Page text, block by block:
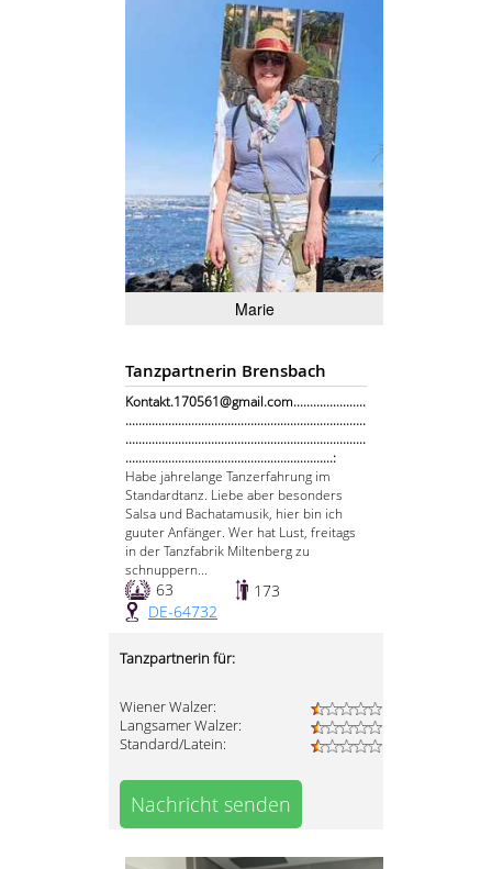
Marie
Tanzpartnerin Brensbach
Kontakt.170561@gmail.com......................
.........................................................................
.........................................................................
...............................................................:
Habe jahrelange Tanzerfahrung im
Standardtanz. Liebe aber besonders
Salsa und Bachatamusik, hier bin ich
guuter Anfänger. Wer hat Lust, freitags
in der Tanzfabrik Miltenberg zu
schnuppern...
63
173
DE-64732
Tanzpartnerin für:
Wiener Walzer:
Langsamer Walzer:
Standard/Latein:
Nachricht senden